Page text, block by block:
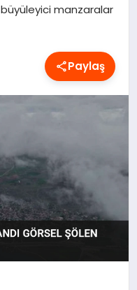
manzaralar
Paylaş